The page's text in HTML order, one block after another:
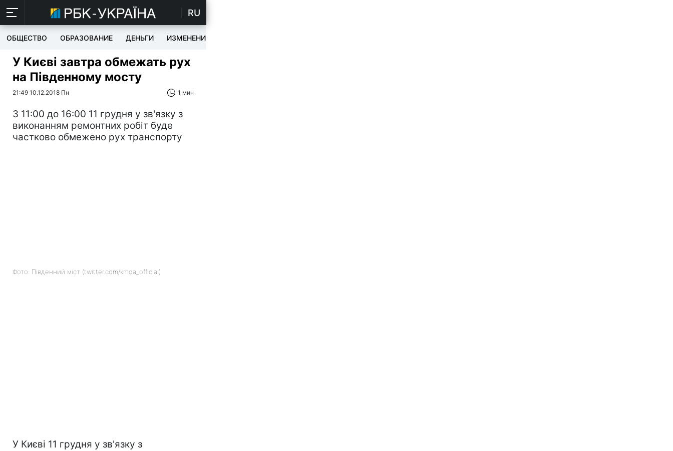
RU
ОБЩЕСТВО ОБРАЗОВАНИЕ ДЕНЬГИ ИЗМЕНЕНИЯ
У Києві завтра обмежать рух
на Південному мосту
21:49 10.12.2018 Пн 1 мин
З 11:00 до 16:00 11 грудня у зв'язку з
виконанням ремонтних робіт буде
частково обмежено рух транспорту
Фото: Південний міст (twitter.com/kmda_official)
У Києві 11 грудня у зв'язку з